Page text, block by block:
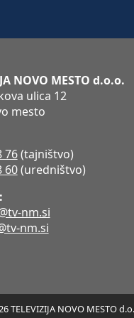
NOVO MESTO d.o.o.
ulica 12
mesto
76(tajništvo)
60(uredništvo)
nm.si
nm.si
TELEVIZIJA NOVO MESTO